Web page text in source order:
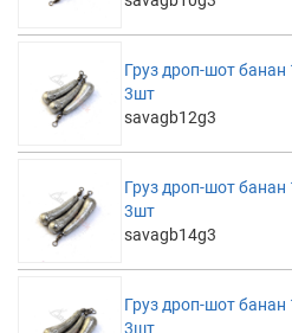
Груз дроп-шот банан
3шт
savagb12g3
Груз дроп-шот банан
3шт
savagb14g3
Груз дроп-шот банан
3шт